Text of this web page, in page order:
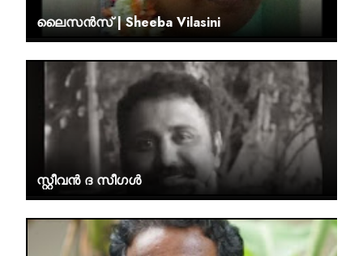
ലൈസൻസ് | Sheeba Vilasini
സ്റ്റീവൻ ദ സീഗൾ